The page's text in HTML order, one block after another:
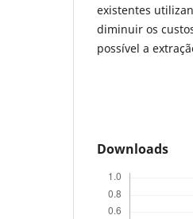
existentes
diminuir os
possível a
Downloads